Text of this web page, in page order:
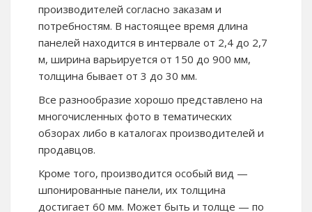
производителей согласно заказам и
потребностям. В настоящее время длина
панелей находится в интервале от 2,4 до 2,7
м, ширина варьируется от 150 до 900 мм,
толщина бывает от 3 до 30 мм.
Все разнообразие хорошо представлено на
многочисленных фото в тематических
обзорах либо в каталогах производителей и
продавцов.
Кроме того, производится особый вид —
шпонированные панели, их толщина
достигает 60 мм. Может быть и толще — по